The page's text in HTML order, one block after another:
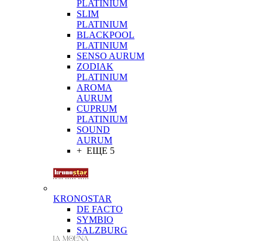
PLATINIUM
SLIM
PLATINIUM
BLACKPOOL
PLATINIUM
SENSO AURUM
ZODIAK
PLATINIUM
AROMA
AURUM
CUPRUM
PLATINIUM
SOUND
AURUM
+ ЕЩЕ 5
KRONOSTAR
DE FACTO
SYMBIO
SALZBURG